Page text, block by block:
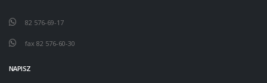
82 576-69-17
fax 82 576-60-30
NAPISZ